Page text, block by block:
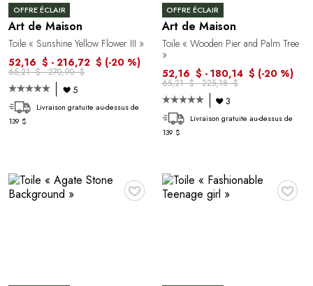
OFFRE ÉCLAIR
Art de Maison
Toile « Sunshine Yellow Flower III »
52,16 $ - 216,72 $ (-20 %)
65,21 $ - 270,90 $
5
Livraison gratuite au-dessus de
139 $
OFFRE ÉCLAIR
Art de Maison
Toile « Wooden Pier and Palm Tree
»
52,16 $ - 180,14 $ (-20 %)
65,21 $ - 225,18 $
3
Livraison gratuite au-dessus de
139 $
♥ ♥